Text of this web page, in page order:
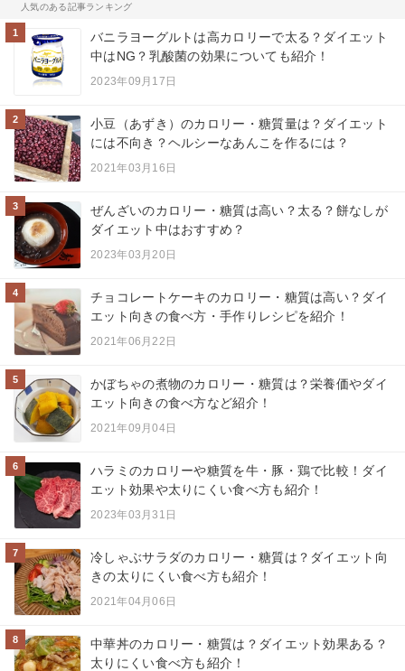
人気のある記事ランキング
1
バニラヨーグルトは高カロリーで太る？ダイエット
中はNG？乳酸菌の効果についても紹介！
2023年09月17日
2
小豆（あずき）のカロリー・糖質量は？ダイエット
には不向き？ヘルシーなあんこを作るには？
2021年03月16日
3
ぜんざいのカロリー・糖質は高い？太る？餅なしが
ダイエット中はおすすめ？
2023年03月20日
4
チョコレートケーキのカロリー・糖質は高い？ダイ
エット向きの食べ方・手作りレシピを紹介！
2021年06月22日
5
かぼちゃの煮物のカロリー・糖質は？栄養価やダイ
エット向きの食べ方など紹介！
2021年09月04日
6
ハラミのカロリーや糖質を牛・豚・鶏で比較！ダイ
エット効果や太りにくい食べ方も紹介！
2023年03月31日
7
冷しゃぶサラダのカロリー・糖質は？ダイエット向
きの太りにくい食べ方も紹介！
2021年04月06日
8
中華丼のカロリー・糖質は？ダイエット効果ある？
太りにくい食べ方も紹介！